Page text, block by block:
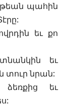
պահին
եւ քո
եւ
նրան:
եւ